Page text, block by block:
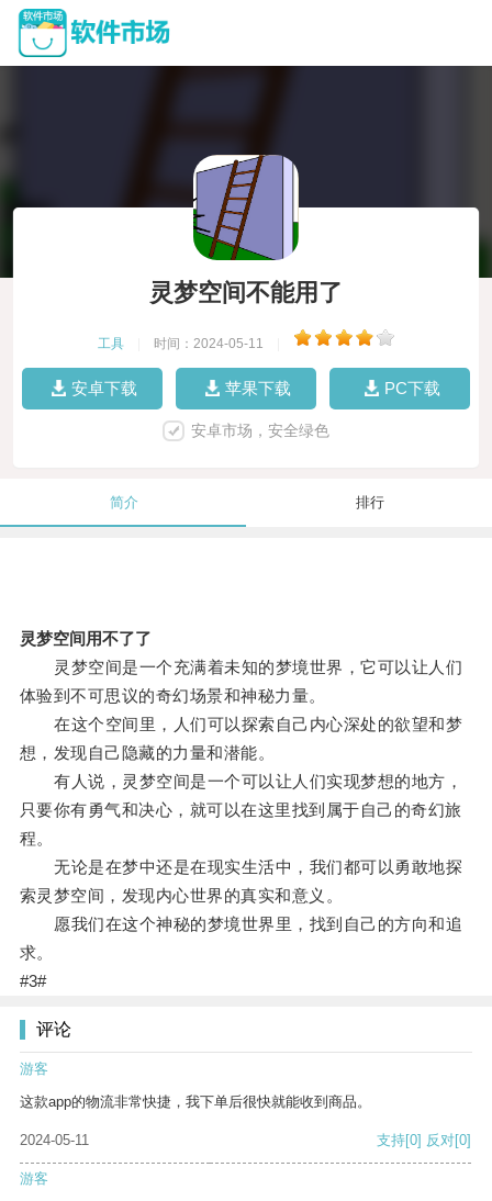
灵梦空间不能用了
工具 时间：2024-05-11
安卓下载 苹果下载 PC下载
安卓市场，安全绿色
简介 排行
灵梦空间用不了了
灵梦空间是一个充满着未知的梦境世界，它可以让人们
体验到不可思议的奇幻场景和神秘力量。
在这个空间里，人们可以探索自己内心深处的欲望和梦
想，发现自己隐藏的力量和潜能。
有人说，灵梦空间是一个可以让人们实现梦想的地方，
只要你有勇气和决心，就可以在这里找到属于自己的奇幻旅
程。
无论是在梦中还是在现实生活中，我们都可以勇敢地探
索灵梦空间，发现内心世界的真实和意义。
愿我们在这个神秘的梦境世界里，找到自己的方向和追
求。
#3#
评论
游客
这款app的物流非常快捷，我下单后很快就能收到商品。
2024-05-11 支持[0] 反对[0]
游客